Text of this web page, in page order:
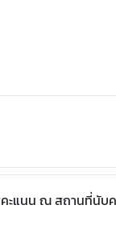
แนน ณ สถานที่นับค